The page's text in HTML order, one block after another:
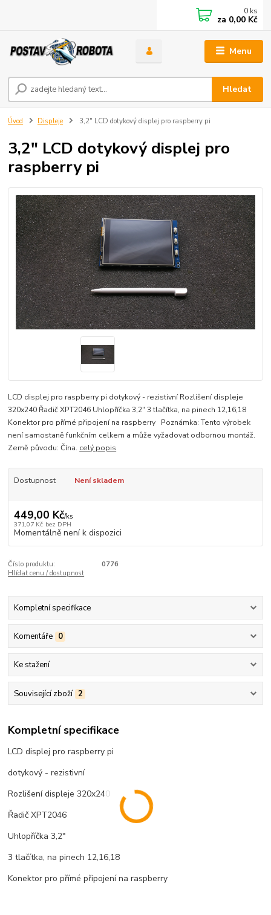
Menu
Hledat
0 ks
za 0,00 Kč
Úvod Displeje 3,2" LCD dotykový displej pro raspberry pi
3,2" LCD dotykový displej pro
raspberry pi
LCD displej pro raspberry pi dotykový - rezistivní Rozlišení displeje
320x240 Řadič XPT2046 Uhlopříčka 3,2" 3 tlačítka, na pinech 12,16,18
Konektor pro přímé připojení na raspberry Poznámka: Tento výrobek
není samostaně funkčním celkem a může vyžadovat odbornou montáž.
Země původu: Čína. celý popis
Dostupnost Není skladem
449,00 Kč/ks
371,07 Kč bez DPH
Momentálně není k dispozici
Číslo produktu:
0776
Hlídat cenu / dostupnost
Kompletní specifikace
Komentáře 0
Ke stažení
Související zboží 2
Kompletní specifikace
LCD displej pro raspberry pi
dotykový - rezistivní
Rozlišení displeje 320x240
Řadič XPT2046
Uhlopříčka 3,2"
3 tlačítka, na pinech 12,16,18
Konektor pro přímé připojení na raspberry